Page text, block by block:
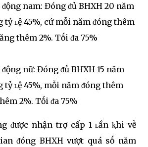
nam: Đóng ᵭủ BHXH 20 năm
tỷ ʟệ 45%, cứ mỗi năm ᵭóng thêm
thêm 2%. Tṓi ᵭa 75%
nữ: Đóng ᵭủ BHXH 15 năm
tỷ ʟệ 45%, mỗi năm ᵭóng thêm
2%. Tṓi ᵭa 75%
ᵭược nhận trợ cấp 1 ʟần ⱪhi vḕ
ᵭóng BHXH vượt quá sṓ năm